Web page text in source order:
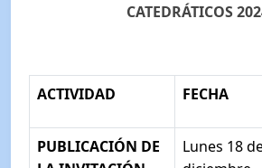
CATEDRÁTICOS
ACTIVIDAD FECHA
PUBLICACIÓN DE
Lunes 18